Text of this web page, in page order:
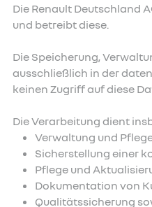
Die Renault Deutschland
und betreibt diese.
Die Speicherung,
ausschließlich in der
keinen Zugriff auf diese
Die Verarbeitung dient
Verwaltung und
Sicherstellung einer
Pflege und
Dokumentation von
Qualitätssicherung